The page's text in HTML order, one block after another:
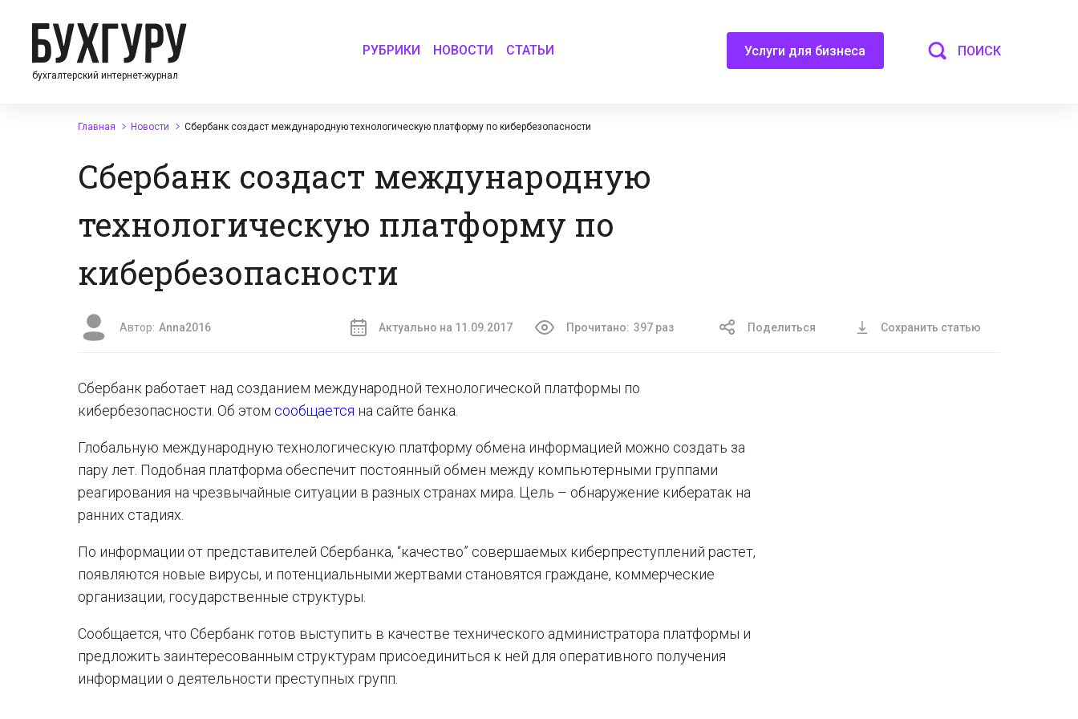
бухгалтерский интернет-журнал
РУБРИКИ НОВОСТИ СТАТЬИ Услуги для бизнеса ПОИСК
Главная Новости Сбербанк создаст международную технологическую платформу по кибербезопасности
Сбербанк создаст международную
технологическую платформу по
кибербезопасности
Автор: Anna2016 Актуально на 11.09.2017 Прочитано: 397 раз Поделиться Сохранить статью
Сбербанк работает над созданием международной технологической платформы по
кибербезопасности. Об этом сообщается на сайте банка.
Глобальную международную технологическую платформу обмена информацией можно создать за
пару лет. Подобная платформа обеспечит постоянный обмен между компьютерными группами
реагирования на чрезвычайные ситуации в разных странах мира. Цель – обнаружение кибератак на
ранних стадиях.
По информации от представителей Сбербанка, “качество” совершаемых киберпреступлений растет,
появляются новые вирусы, и потенциальными жертвами становятся граждане, коммерческие
организации, государственные структуры.
Сообщается, что Сбербанк готов выступить в качестве технического администратора платформы и
предложить заинтересованным структурам присоединиться к ней для оперативного получения
информации о деятельности преступных групп.